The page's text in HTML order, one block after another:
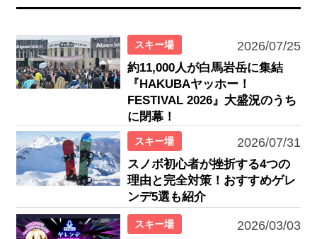
スキー場 2026/07/25
約11,000人が白馬岩岳に集結
『HAKUBAヤッホー！
FESTIVAL 2026』大盛況のうち
に閉幕！
スキー場 2026/07/31
スノボ初心者が挫折する4つの
理由と完全対策！おすすめゲレ
ンデ5選も紹介
スキー場 2026/03/03